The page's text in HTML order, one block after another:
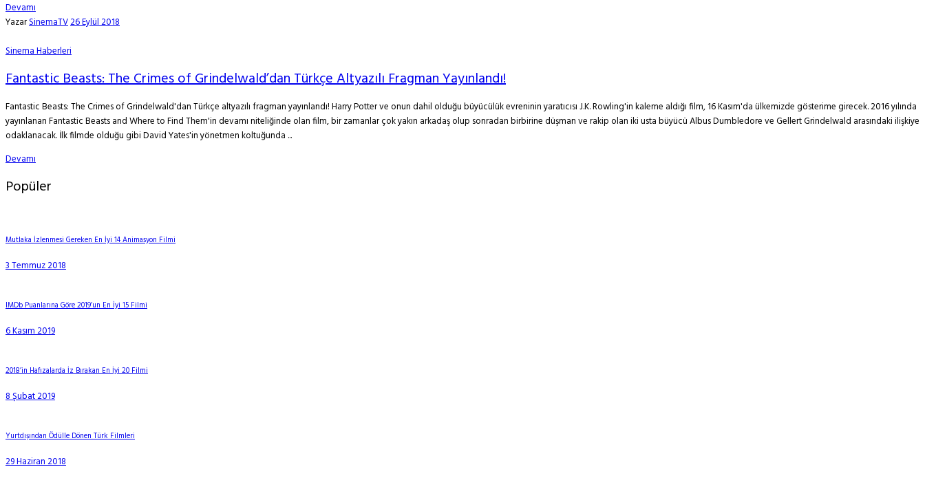
Devamı
YazarSinemaTV26 Eylül 2018
Sinema Haberleri
Fantastic Beasts: The Crimes of Grindelwald’dan Türkçe Altyazılı Fragman Yayınlandı!
Fantastic Beasts: The Crimes of Grindelwald'dan Türkçe altyazılı fragman yayınlandı! Harry Potter ve onun dahil olduğu büyücülük evreninin yaratıcısı J.K. Rowling'in kaleme aldığı film, 16 Kasım'da ülkemizde gösterime girecek. 2016 yılında
yayınlanan Fantastic Beasts and Where to Find Them'in devamı niteliğinde olan film, bir zamanlar çok yakın arkadaş olup sonradan birbirine düşman ve rakip olan iki usta büyücü Albus Dumbledore ve Gellert Grindelwald arasındaki ilişkiye
odaklanacak. İlk filmde olduğu gibi David Yates'in yönetmen koltuğunda ...
Devamı
Popüler
Mutlaka İzlenmesi Gereken En İyi 14 Animasyon Filmi
3 Temmuz 2018
IMDb Puanlarına Göre 2019’un En İyi 15 Filmi
6 Kasım 2019
2018’in Hafızalarda İz Bırakan En İyi 20 Filmi
8 Şubat 2019
Yurtdışından Ödülle Dönen Türk Filmleri
29 Haziran 2018